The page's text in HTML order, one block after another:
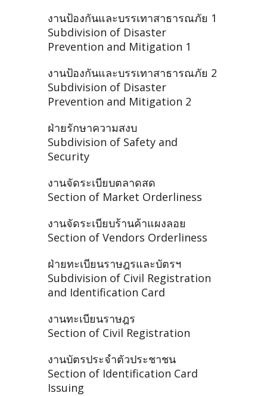
งานป้องกันและบรรเทาสาธารณภัย 1
Subdivision of Disaster
Prevention and Mitigation 1
งานป้องกันและบรรเทาสาธารณภัย 2
Subdivision of Disaster
Prevention and Mitigation 2
ฝ่ายรักษาความสงบ
Subdivision of Safety and
Security
งานจัดระเบียบตลาดสด
Section of Market Orderliness
งานจัดระเบียบร้านค้าแผงลอย
Section of Vendors Orderliness
ฝ่ายทะเบียนราษฎรและบัตรฯ
Subdivision of Civil Registration
and Identification Card
งานทะเบียนราษฎร
Section of Civil Registration
งานบัตรประจำตัวประชาชน
Section of Identification Card
Issuing